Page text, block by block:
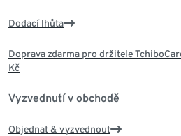
Dodací lhůta
Doprava zdarma pro držitele
Kč
Vyzvednutí v obchodě
Objednat & vyzvednout